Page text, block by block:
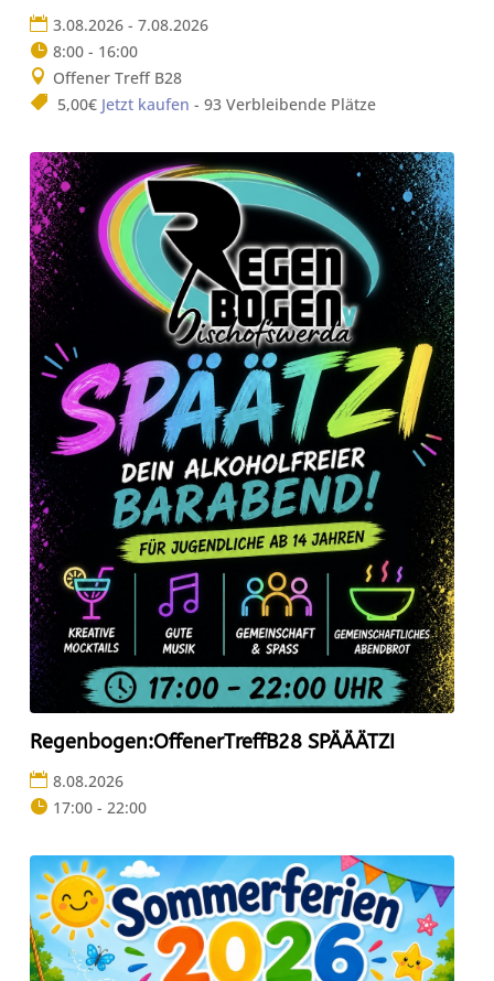
3.08.2026 - 7.08.2026
8:00 - 16:00
Offener Treff B28
5,00€ Jetzt kaufen - 93 Verbleibende Plätze
Regenbogen:OffenerTreffB28 SPÄÄÄTZI
8.08.2026
17:00 - 22:00